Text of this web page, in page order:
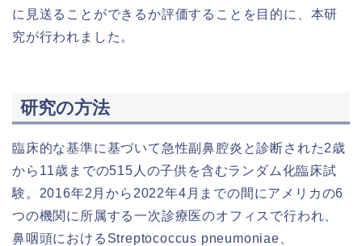
に見送ることができるか評価することを目的に、本研
究が行われました。
研究の方法
臨床的な基準に基づいて急性副鼻腔炎と診断された2歳
から11歳までの515人の子供を含むランダム化臨床試
験。2016年2月から2022年4月までの間にアメリカの6
つの機関に所属する一次診療医のオフィスで行われ、
鼻咽頭におけるStreptococcus pneumoniae、